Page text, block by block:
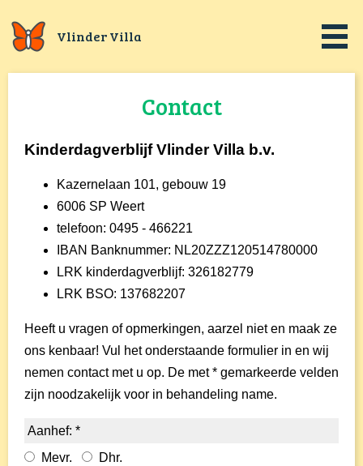
Vlinder Villa
Contact
Kinderdagverblijf Vlinder Villa b.v.
Kazernelaan 101, gebouw 19
6006 SP Weert
telefoon: 0495 - 466221
IBAN Banknummer: NL20ZZZ120514780000
LRK kinderdagverblijf: 326182779
LRK BSO: 137682207
Heeft u vragen of opmerkingen, aarzel niet en maak ze
ons kenbaar! Vul het onderstaande formulier in en wij
nemen contact met u op. De met * gemarkeerde velden
zijn noodzakelijk voor in behandeling name.
Aanhef: *
Mevr.
Dhr.